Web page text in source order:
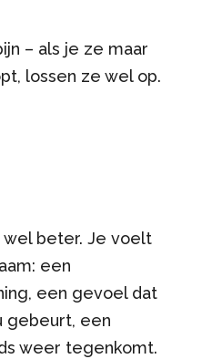
– als je ze maar
lossen ze wel op.
beter. Je voelt
een
een gevoel dat
gebeurt, een
weer tegenkomt.